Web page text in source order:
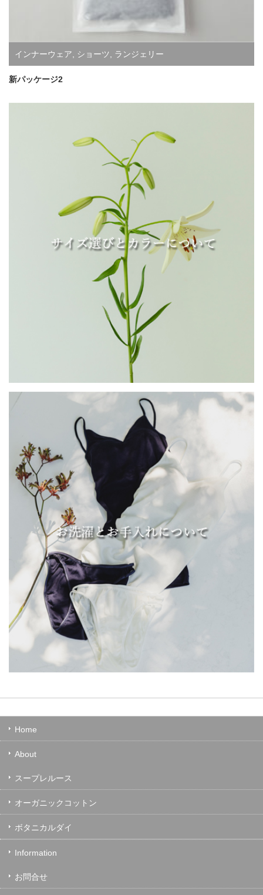
インナーウェア ショーツ ランジェリー
新パッケージ2
Home
About
スープレルース
オーガニックコットン
ボタニカルダイ
Information
お問合せ